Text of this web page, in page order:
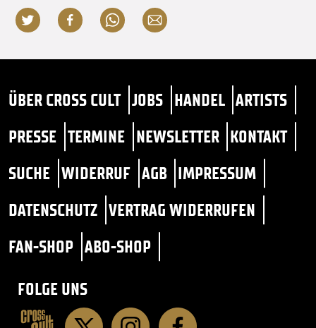
ÜBER CROSS CULT JOBS HANDEL ARTISTS
PRESSE TERMINE NEWSLETTER KONTAKT
SUCHE WIDERRUF AGB IMPRESSUM
DATENSCHUTZ VERTRAG WIDERRUFEN
FAN-SHOP ABO-SHOP
FOLGE UNS